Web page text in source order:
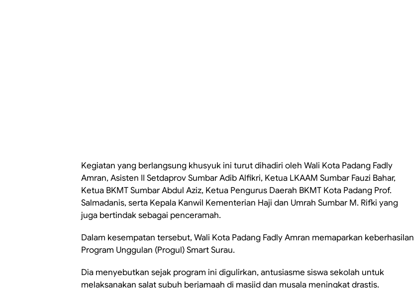
Kegiatan yang berlangsung khusyuk ini turut dihadiri oleh Wali Kota Padang Fadly
Amran, Asisten II Setdaprov Sumbar Adib Alfikri, Ketua LKAAM Sumbar Fauzi Bahar,
Ketua BKMT Sumbar Abdul Aziz, Ketua Pengurus Daerah BKMT Kota Padang Prof.
Salmadanis, serta Kepala Kanwil Kementerian Haji dan Umrah Sumbar M. Rifki yang
juga bertindak sebagai penceramah.
Dalam kesempatan tersebut, Wali Kota Padang Fadly Amran memaparkan keberhasilan
Program Unggulan (Progul) Smart Surau.
Dia menyebutkan sejak program ini digulirkan, antusiasme siswa sekolah untuk
melaksanakan salat subuh berjamaah di masjid dan musala meningkat drastis.